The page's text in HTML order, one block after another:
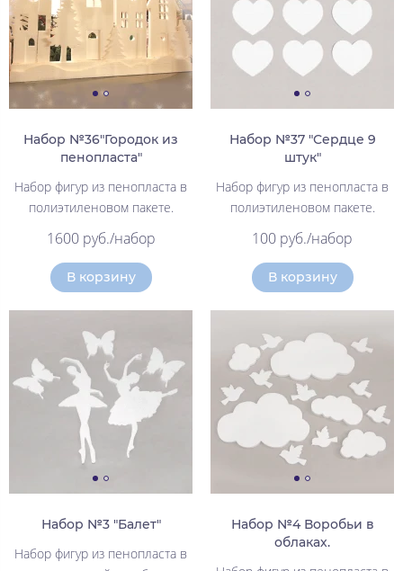
Набор №36"Городок из
пенопласта"
Набор фигур из пенопласта в
полиэтиленовом пакете.
1600 руб./набор
В корзину
Набор №37 "Сердце 9
штук"
Набор фигур из пенопласта в
полиэтиленовом пакете.
100 руб./набор
В корзину
Набор №3 "Балет"
Набор фигур из пенопласта в
Набор №4 Воробьи в
облаках.